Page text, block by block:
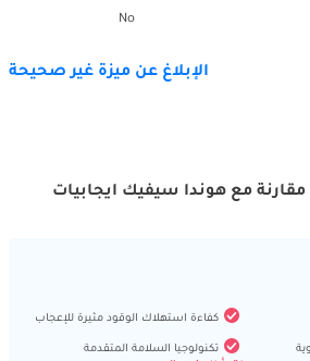
No
الإبلاغ عن ميزة غير صحيحة
مقارنة مع هوندا سيفيك ايجابيات
كفاءة استهلاك الوقود مثيرة للإعجاب
تكنولوجيا السلامة المتقدمة